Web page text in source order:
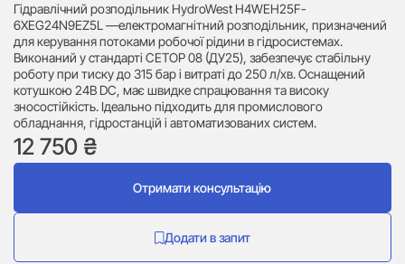
Гідравлічний розподільник HydroWest H4WEH25F-
6XEG24N9EZ5L —електромагнітний розподільник, призначений
для керування потоками робочої рідини в гідросистемах.
Виконаний у стандарті CETOP 08 (ДУ25), забезпечує стабільну
роботу при тиску до 315 бар і витраті до 250 л/хв. Оснащений
котушкою 24В DC, має швидке спрацювання та високу
зносостійкість. Ідеально підходить для промислового
обладнання, гідростанцій і автоматизованих систем.
12 750 ₴
Отримати консультацію
Додати в запит